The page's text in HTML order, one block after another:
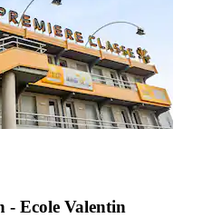
- Ecole Valentin